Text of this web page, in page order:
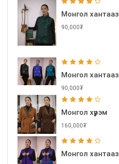
Монгол хантааз
90,000₮
Монгол хантааз
90,000₮
Монгол хүрэм
160,000₮
Монгол хантааз